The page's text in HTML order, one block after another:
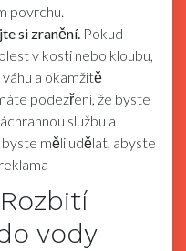
povrchu.
si zranění. Pokud
v kosti nebo kloubu,
a okamžitě
podezření, že byste
službu a
měli udělat, abyste
Rozbití
vody